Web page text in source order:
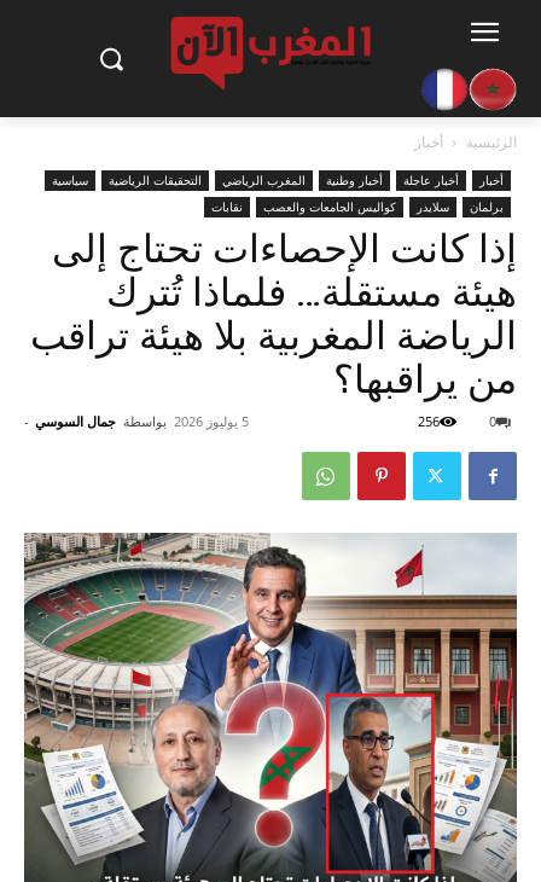
الرئيسية أخبار
أخبار أخبار عاجلة أخبار وطنية المغرب الرياضي التحقيقات الرياضية
سياسية
برلمان
سلايدر كواليس الجامعات والعصب نقابات
إذا كانت الإحصاءات تحتاج إلى
هيئة مستقلة… فلماذا تُترك
الرياضة المغربية بلا هيئة تراقب
من يراقبها؟
بواسطة جمال السوسي - 5 يوليوز 2026 0
256